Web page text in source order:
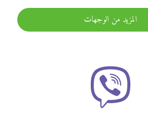
المزيد من الوجهات